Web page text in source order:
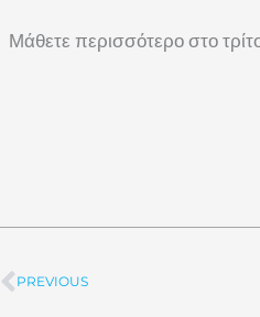
Μάθετε περισσότερο στο
Prev
PREVIOUS